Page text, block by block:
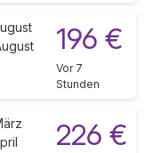
196 €
Vor 7
Stunden
226 €